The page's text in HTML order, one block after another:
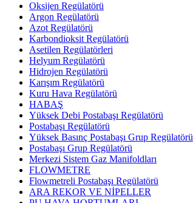
Oksijen Regülatörü
Argon Regülatörü
Azot Regülatörü
Karbondioksit Regülatörü
Asetilen Regülatörleri
Helyum Regülatörü
Hidrojen Regülatörü
Karışım Regülatörü
Kuru Hava Regülatörü
HABAŞ
Yüksek Debi Postabaşı Regülatörü
Postabaşı Regülatörü
Yüksek Basınç Postabaşı Grup Regülatörü
Postabaşı Grup Regülatörü
Merkezi Sistem Gaz Manifoldları
FLOWMETRE
Flowmetreli Postabaşı Regülatörü
ARA REKOR VE NİPELLER